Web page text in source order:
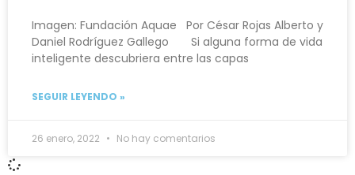
Imagen: Fundación Aquae Por César Rojas Alberto y
Daniel Rodríguez Gallego Si alguna forma de vida
inteligente descubriera entre las capas
SEGUIR LEYENDO »
26 enero, 2022 No hay comentarios